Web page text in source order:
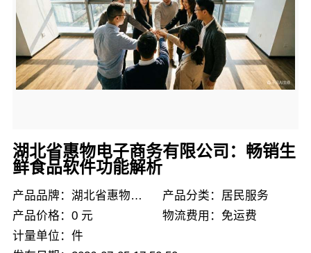
湖北省惠物电子商务有限公司：畅销生
鲜食品软件功能解析
产品品牌：湖北省惠物电子商务有限公司
产品分类：居民服务
产品价格：0 元
物流费用：免运费
计量单位：件